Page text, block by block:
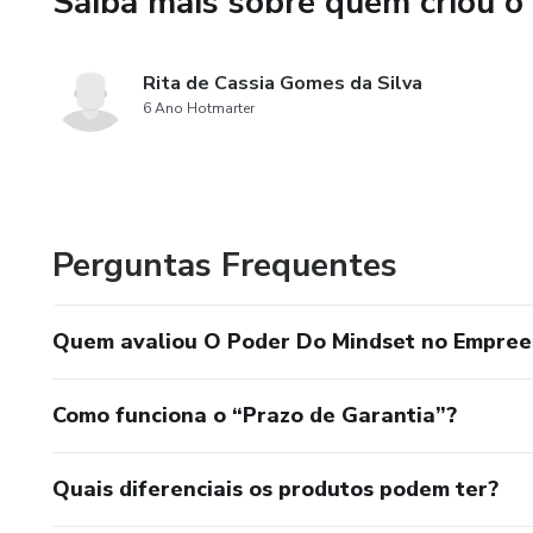
Rita de Cassia Gomes da Silva
6 Ano Hotmarter
Perguntas Frequentes
Quem avaliou O Poder Do Mindset no
Como funciona o “Prazo de Garantia”?
Quais diferenciais os produtos podem ter?